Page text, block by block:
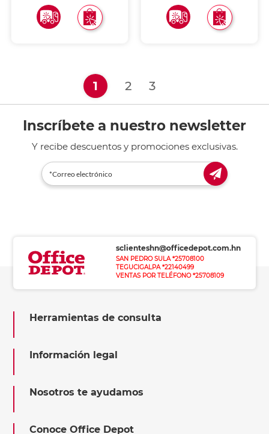
1 (current)
2 3
Inscríbete a nuestro newsletter
Y recibe descuentos y promociones exclusivas.
sclienteshn@officedepot.com.hn
SAN PEDRO SULA *25708100
TEGUCIGALPA *22140499
VENTAS POR TELÉFONO *25708109
Herramientas de consulta
Información legal
Nosotros te ayudamos
Conoce Office Depot